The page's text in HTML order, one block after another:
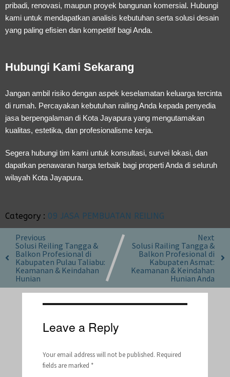
pribadi, renovasi, maupun proyek bangunan komersial. Hubungi
kami untuk mendapatkan analisis kebutuhan serta solusi desain
yang paling efisien dan kompetitif bagi Anda.
Hubungi Kami Sekarang
Jangan ambil risiko dengan aspek keselamatan keluarga tercinta
di rumah. Percayakan kebutuhan railing Anda kepada penyedia
jasa berpengalaman di Kota Jayapura yang mengutamakan
kualitas, estetika, dan profesionalisme kerja.
Segera hubungi tim kami untuk konsultasi, survei lokasi, dan
dapatkan penawaran harga terbaik bagi properti Anda di seluruh
wilayah Kota Jayapura.
Category : 09 JASA PEMBUATAN REILING
Previous
Solusi Reiling Tangga &
Balkon Profesional di
Kabupaten Pulau Taliabu:
Keamanan & Keindahan
Hunian
Next
Solusi Railing Tangga &
Balkon Profesional di
Kabupaten Asmat:
Keamanan & Keindahan
Hunian Anda
Leave a Reply
Your email address will not be published. Required
fields are marked *